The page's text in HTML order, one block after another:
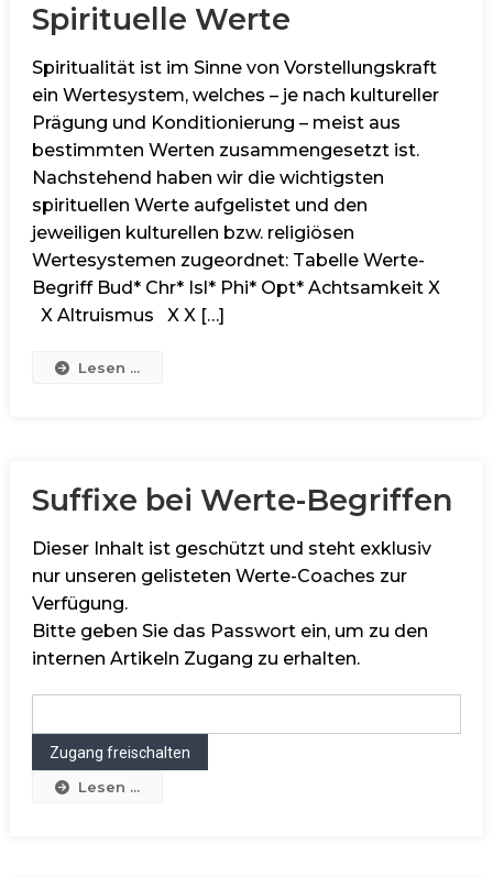
Spirituelle Werte
Spiritualität ist im Sinne von Vorstellungskraft
ein Wertesystem, welches – je nach kultureller
Prägung und Konditionierung – meist aus
bestimmten Werten zusammengesetzt ist.
Nachstehend haben wir die wichtigsten
spirituellen Werte aufgelistet und den
jeweiligen kulturellen bzw. religiösen
Wertesystemen zugeordnet: Tabelle Werte-
Begriff Bud* Chr* Isl* Phi* Opt* Achtsamkeit X
X Altruismus X X […]
Lesen ...
Suffixe bei Werte-Begriffen
Dieser Inhalt ist geschützt und steht exklusiv
nur unseren gelisteten Werte-Coaches zur
Verfügung.
Bitte geben Sie das Passwort ein, um zu den
internen Artikeln Zugang zu erhalten.
Lesen ...